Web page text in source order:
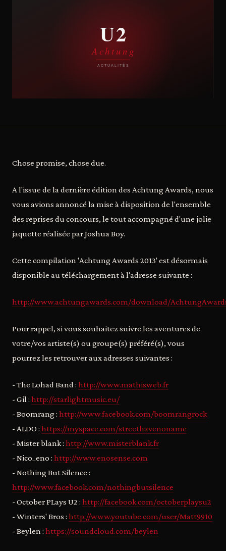
Chose promise, chose due.
A l'issue de la dernière édition des Achtung Awards, nous
vous avions annoncé la mise à disposition de l'ensemble
des reprises du concours, le tout accompagné d'une jolie
jaquette réalisée par Joshua Boy.
Cette compilation 'Achtung Awards 2013' est désormais
disponible au téléchargement à l'adresse suivante :
http://www.achtungawards.com/download/
Pour rappel, si vous souhaitez suivre les aventures de
votre/vos artiste(s) ou groupe(s) préféré(s), vous
pourrez les retrouver aux adresses suivantes :
- The Lohad Band : http://www.mathisweb.fr
- Gil : http://starlightmusic.eu/
- Boomrang : http://www.facebook.com/boomrangrock
- ALDO : https://myspace.com/streethavenoname
- Mister blank : http://www.misterblank.fr
- Nico_eno : http://www.enosense.com
- Nothing But Silence :
http://www.facebook.com/nothingbutsilence
- October PLays U2 : http://facebook.com/octoberplaysu2
- Winters' Bros : http://www.youtube.com/user/Matt9910
- Beylen : https://soundcloud.com/beylen